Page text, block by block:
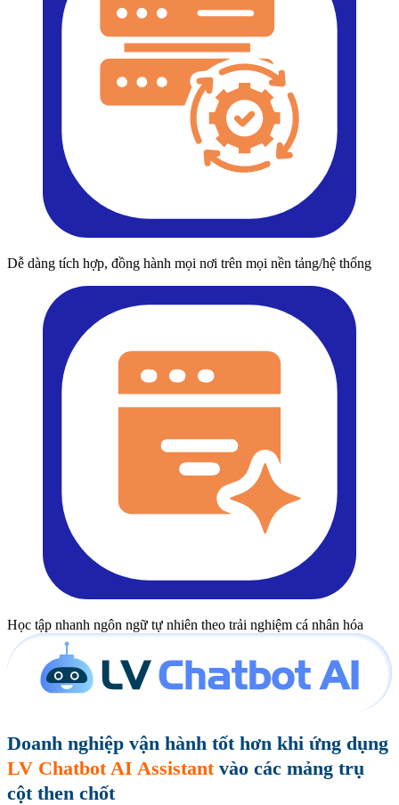
Dễ dàng tích hợp, đồng hành mọi nơi trên mọi nền tảng/hệ thống
Học tập nhanh ngôn ngữ tự nhiên theo trải nghiệm cá nhân hóa
Doanh nghiệp vận hành tốt hơn khi ứng dụng
LV Chatbot AI Assistant vào các mảng trụ
cột then chốt